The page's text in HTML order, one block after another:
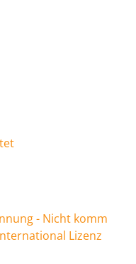
- Nicht komm
Lizenz